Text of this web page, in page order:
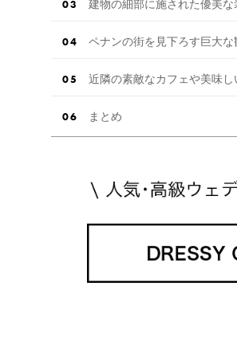
建物の細部に施された優美な
ペナンの街を見下ろす巨大な
近隣の素敵なカフェや美味し
まとめ